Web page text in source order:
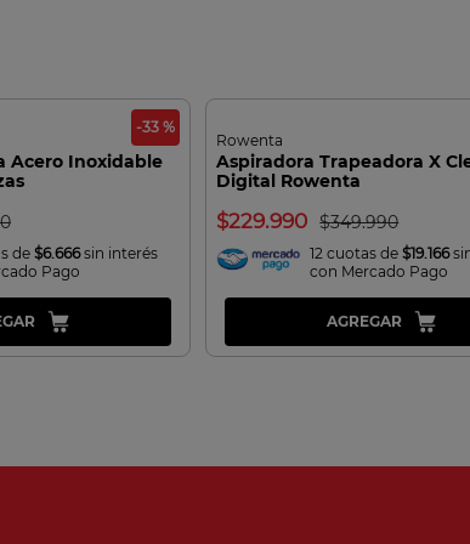
-33 %
Acero Inoxidable
de$6.666sin interés
Pago
Rowenta
Aspiradora Trapeadora X
Digital Rowenta
229.990 349.990
12 cuotas de $19.166
con Mercado Pago
AGREGAR